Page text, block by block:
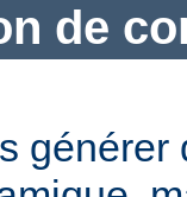
de
générer